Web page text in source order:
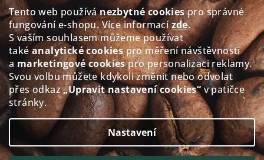
Tento web používánezbytné cookiespro správné
fungování e‑shopu. Více informacízde.
S vaším souhlasem můžeme používat
takéanalytické cookiespro měření návštěvnosti
a marketingové cookiespro personalizaci reklamy.
Svou volbu můžete kdykoli změnit nebo odvolat
přes odkaz„Upravit nastavení cookies“v patičce
stránky.
Nastavení
Kam pro kávu?
Prodej čerstvě pražené kávy GOLDEN Coffee
Přerovského 151/5, 674 01 Třebíč
Po - Pá: 8:00-12:00 12:30-17.30
So: 8:30-11.30
Ne: Zavřeno
Zobrazit na Google mapách
Copyright 2026alacaffé. Všechna práva vyhrazena.